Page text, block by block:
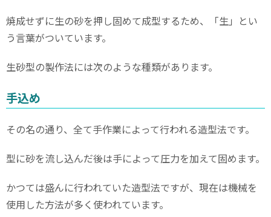
焼成せずに生の砂を押し固めて成型するため、「生」とい
う言葉がついています。
生砂型の製作法には次のような種類があります。
手込め
その名の通り、全て手作業によって行われる造型法です。
型に砂を流し込んだ後は手によって圧力を加えて固めます。
かつては盛んに行われていた造型法ですが、現在は機械を
使用した方法が多く使われています。